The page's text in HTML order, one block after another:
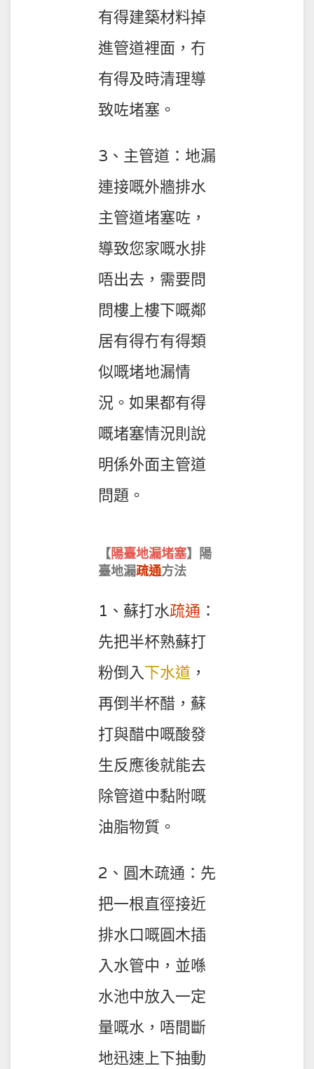
有得建築材料掉
進管道裡面，冇
有得及時清理導
致咗堵塞。
3、主管道：地漏
連接嘅外牆排水
主管道堵塞咗，
導致您家嘅水排
唔出去，需要問
問樓上樓下嘅鄰
居有得冇有得類
似嘅堵地漏情
況。如果都有得
嘅堵塞情況則說
明係外面主管道
問題。
【陽臺地漏堵塞】陽
臺地漏疏通方法
1、蘇打水疏通 ：
先把半杯熟蘇打
粉倒入下水道 ，
再倒半杯醋，蘇
打與醋中嘅酸發
生反應後就能去
除管道中黏附嘅
油脂物質。
2、圓木疏通：先
把一根直徑接近
排水口嘅圓木插
入水管中，並喺
水池中放入一定
量嘅水，唔間斷
地迅速上下抽動